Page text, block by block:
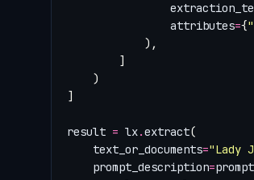
attributes={
),
]
)
]
result = lx.extract(
text_or_documents="Lady
prompt_description=prompt